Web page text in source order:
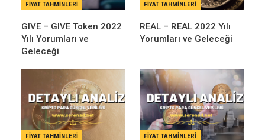
FIYAT TAHMINLERI
GIVE – GIVE Token 2022
Yılı Yorumları ve
Geleceği
FIYAT TAHMINLERI
REAL – REAL 2022 Yılı
Yorumları ve Geleceği
FIYAT TAHMINLERI FIYAT TAHMINLERI